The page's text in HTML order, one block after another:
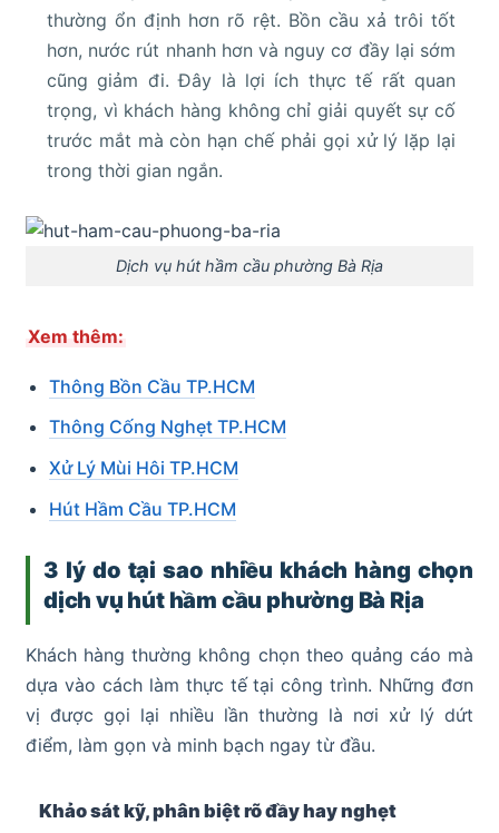
thường ổn định hơn rõ rệt. Bồn cầu xả trôi tốt
hơn, nước rút nhanh hơn và nguy cơ đầy lại sớm
cũng giảm đi. Đây là lợi ích thực tế rất quan
trọng, vì khách hàng không chỉ giải quyết sự cố
trước mắt mà còn hạn chế phải gọi xử lý lặp lại
trong thời gian ngắn.
Dịch vụ hút hầm cầu phường Bà Rịa
Xem thêm:
Thông Bồn Cầu TP.HCM
Thông Cống Nghẹt TP.HCM
Xử Lý Mùi Hôi TP.HCM
Hút Hầm Cầu TP.HCM
3 lý do tại sao nhiều khách hàng chọn
dịch vụ hút hầm cầu phường Bà Rịa
Khách hàng thường không chọn theo quảng cáo mà
dựa vào cách làm thực tế tại công trình. Những đơn
vị được gọi lại nhiều lần thường là nơi xử lý dứt
điểm, làm gọn và minh bạch ngay từ đầu.
Khảo sát kỹ, phân biệt rõ đầy hay nghẹt